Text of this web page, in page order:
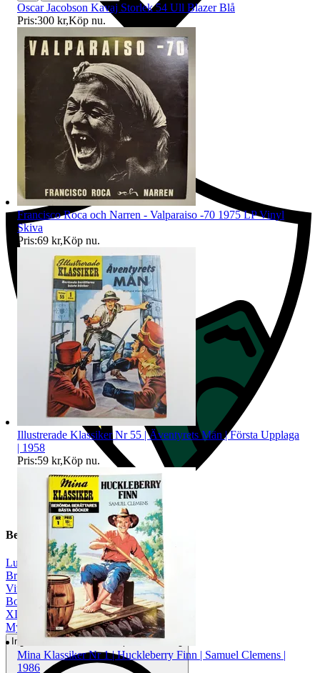
Ersättning om du inte får din vara
Beskrivning
Lundhags|
Brun
Vit
Bomull
XL
Mycket gott skick
Inga eller minimala tecken på användning
Oscar Jacobson Kavaj Storlek 54 Ull Blazer Blå
Pris:300 kr,Köp nu.
Francisco Roca och Narren - Valparaiso -70 1975 LP Vinyl
Skiva
Pris:69 kr,Köp nu.
Illustrerade Klassiker Nr 55 | Äventyrets Män | Första Upplaga
| 1958
Pris:59 kr,Köp nu.
Mina Klassiker Nr 1 | Huckleberry Finn | Samuel Clemens |
1986